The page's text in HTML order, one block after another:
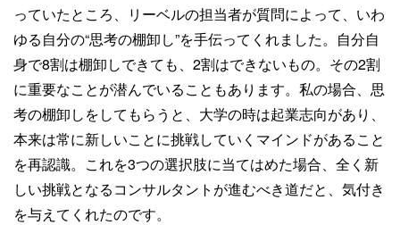
っていたところ、リーベルの担当者が質問によって、いわ
ゆる自分の“思考の棚卸し”を手伝ってくれました。自分自
身で8割は棚卸しできても、2割はできないもの。その2割
に重要なことが潜んでいることもあります。私の場合、思
考の棚卸しをしてもらうと、大学の時は起業志向があり、
本来は常に新しいことに挑戦していくマインドがあること
を再認識。これを3つの選択肢に当てはめた場合、全く新
しい挑戦となるコンサルタントが進むべき道だと、気付き
を与えてくれたのです。